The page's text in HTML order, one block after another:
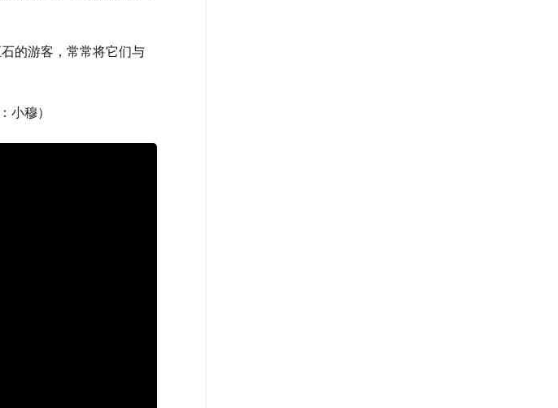
的游客，常常将它们与
小穆）